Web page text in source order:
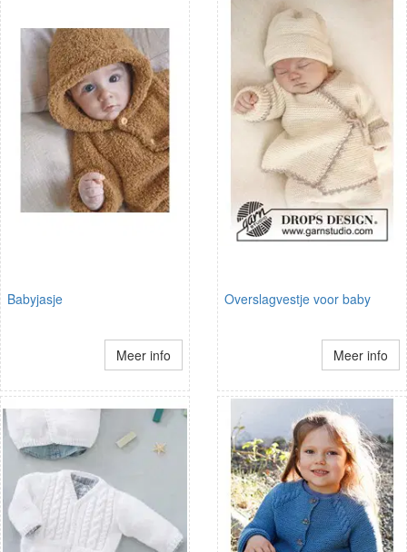
Babyjasje
Meer info
Overslagvestje voor baby
Meer info